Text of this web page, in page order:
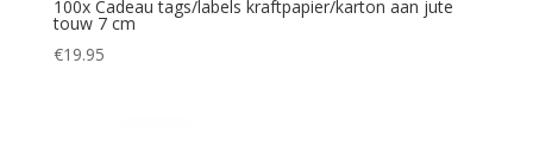
100x Cadeau tags/labels kraftpapier/karton aan jute
touw 7 cm
€19.95